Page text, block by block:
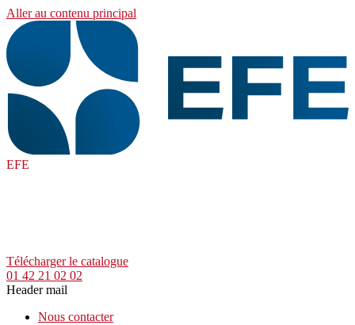
Aller au contenu principal
EFE
Télécharger le catalogue
01 42 21 02 02
Header mail
Nous contacter